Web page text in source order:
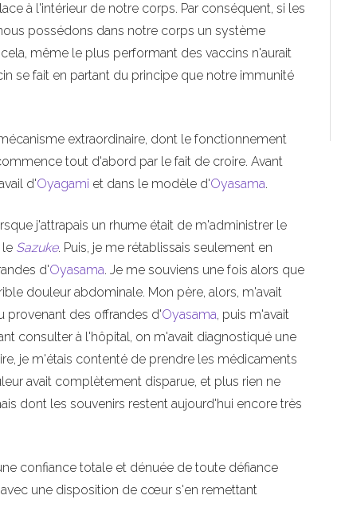
à l'intérieur de notre corps. Par conséquent, si les
possédons dans notre corps un système
même le plus performant des vaccins n'aurait
se fait en partant du principe que notre immunité
extraordinaire, dont le fonctionnement
tout d'abord par le fait de croire. Avant
d'Oyagami et dans le modèle d'Oyasama.
j'attrapais un rhume était de m'administrer le
le Sazuke. Puis, je me rétablissais seulement en
d'Oyasama. Je me souviens une fois alors que
douleur abdominale. Mon père, alors, m'avait
provenant des offrandes d'Oyasama, puis m'avait
consulter à l'hôpital, on m'avait diagnostiqué une
je m'étais contenté de prendre les médicaments
avait complètement disparue, et plus rien ne
dont les souvenirs restent aujourd'hui encore très
confiance totale et dénuée de toute défiance
une disposition de cœur s'en remettant